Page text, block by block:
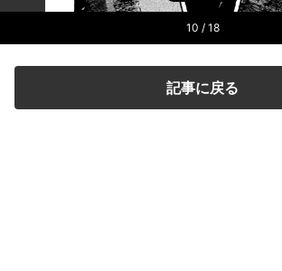
10 / 18
記事に戻る